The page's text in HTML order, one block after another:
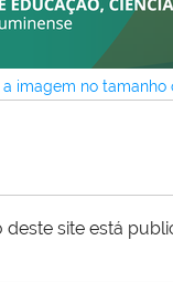
imagem no tamanho
site está